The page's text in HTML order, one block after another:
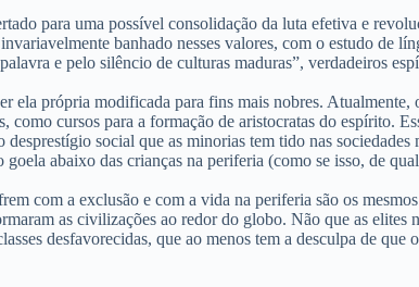
para uma possível consolidação da luta efetiva e
banhado nesses valores, com o estudo de
e pelo silêncio de culturas maduras”, verdadeiros
ela própria modificada para fins mais nobres.
cursos para a formação de aristocratas do espírito.
social que as minorias tem tido nas
abaixo das crianças na periferia (como se isso, de
com a exclusão e com a vida na periferia são os
as civilizações ao redor do globo. Não que as
desfavorecidas, que ao menos tem a desculpa de